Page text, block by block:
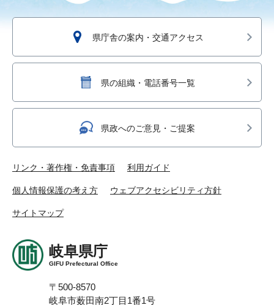
県庁舎の案内・交通アクセス
県の組織・電話番号一覧
県政へのご意見・ご提案
リンク・著作権・免責事項 利用ガイド
個人情報保護の考え方 ウェブアクセシビリティ方針
サイトマップ
岐阜県庁
GIFU Prefectural Office
〒500-8570
岐阜市薮田南2丁目1番1号